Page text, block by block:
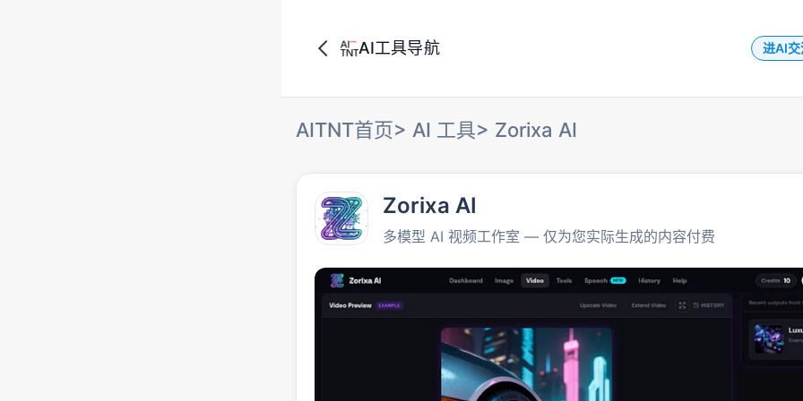
AI工具导航 进AI交
AITNT首页> AI 工具> Zorixa AI
Zorixa AI
多模型 AI 视频工作室 — 仅为您实际生成的内容付费